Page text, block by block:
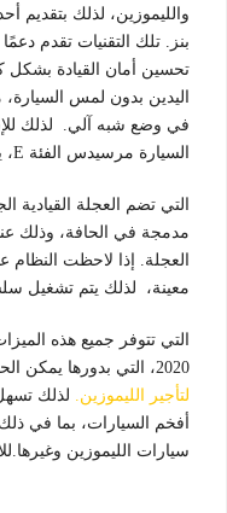
والليموزين، لذلك
بنز. تلك التقنيات تقدم
تحسين أمان القيادة بشكل
اليدين بدون لمس السيارة،
في وضع شبه آلي. لذلك
السيارة مرسيدس الفئة E، يكفي له أن يمسك عجلة القيادة.
التي تضم العجلة القيادية
مدمجة في الحافة، وذلك
العجلة. إذا لاحظت النظام
معينة، لذلك يتم تشغيل
2020، التي بدورها يمكن الحصول عليها من خلال خدمات تورست كار
لتأجير الليموزين. لذلك
أفخم السيارات، بما في
سيارات الليموزين وغيرها.للاستفسار